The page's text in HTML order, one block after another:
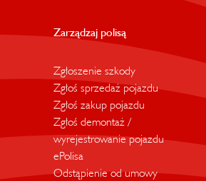
Zarządzaj polisą
Zgłoszenie szkody
Zgłoś sprzedaż pojazdu
Zgłoś zakup pojazdu
Zgłoś demontaż /
wyrejestrowanie pojazdu
ePolisa
Odstąpienie od umowy